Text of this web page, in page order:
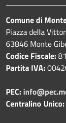
Comune di
Piazza della
63846 Monte
Codice Fiscale:
Partita IVA:
PEC:
Centralino Unico: